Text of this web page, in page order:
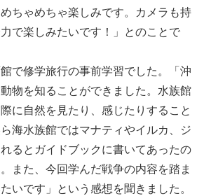
ちゃめちゃ楽しみです。カメラも持
で楽しみたいです！」とのことで
で修学旅行の事前学習でした。「沖
物を知ることができました。水族館
に自然を見たり、感じたりすること
海水族館ではマナティやイルカ、ジ
るとガイドブックに書いてあったの
また、今回学んだ戦争の内容を踏ま
いです」という感想を聞きました。